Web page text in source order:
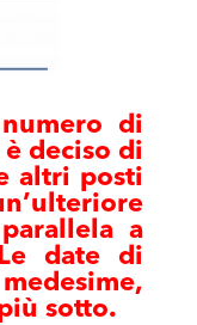
di
deciso di
altri posti
a
date di
sotto.